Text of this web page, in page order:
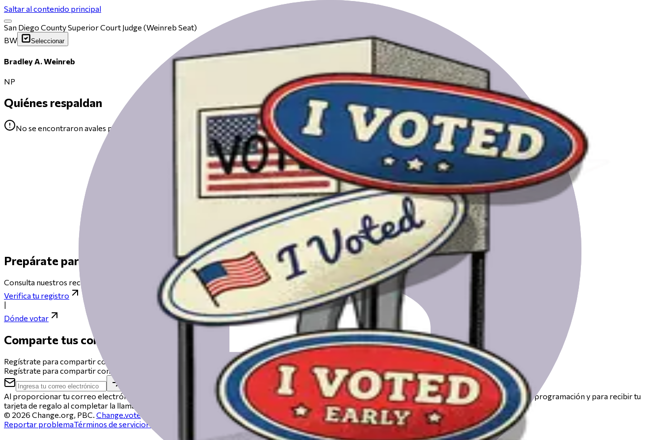
Saltar al contenido principal
San Diego County Superior Court Judge (Weinreb Seat)
BW
Seleccionar
Bradley A. Weinreb
NP
Quiénes respaldan
No se encontraron avales para Bradley A. Weinreb.
Prepárate para votar el día de las elecciones
Consulta nuestros recursos para ayudarte a prepararte para el día de las elecciones, desde registrarte hasta encontrar tu lugar de votación.
Verifica tu registro
Dónde votar
Comparte tus comentarios
Regístrate para compartir comentarios sobre esta versión beta y podrías obtener una tarjeta de regalo de $50.
Regístrate para compartir comentarios sobre esta versión beta y podrías obtener una tarjeta de regalo de $50.
Al proporcionar tu correo electrónico, aceptas ser contactado para programar una llamada de comentarios. Tu correo electrónico solo se usará para la programación y para recibir tu
tarjeta de regalo al completar la llamada.
© 2026 Change.org, PBC. Change.vote
es operado por Change.org, una PBC de propiedad sin fines de lucro.
Reportar problemaTérminos de servicioPolítica de privacidad Política de cookies